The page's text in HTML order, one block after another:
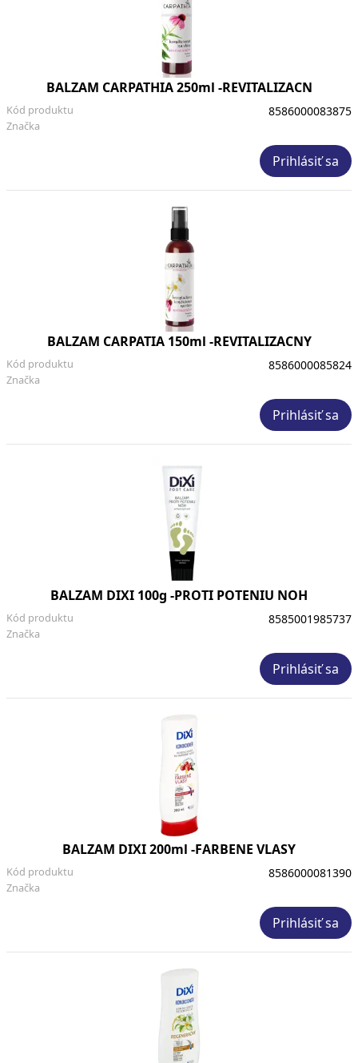
BALZAM CARPATHIA 250ml -REVITALIZACN
Značka
Kód produktu 8586000083875
Prihlásiť sa
BALZAM CARPATIA 150ml -REVITALIZACNY
Značka
Kód produktu 8586000085824
Prihlásiť sa
BALZAM DIXI 100g -PROTI POTENIU NOH
Značka
Kód produktu 8585001985737
Prihlásiť sa
BALZAM DIXI 200ml -FARBENE VLASY
Značka
Kód produktu 8586000081390
Prihlásiť sa